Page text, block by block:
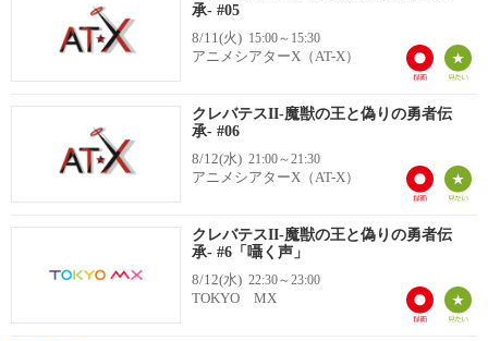
承- #05
8/11(火) 15:00～15:30
アニメシアターX（AT-X）
クレバテスII-魔獣の王と偽りの勇者伝
承- #06
8/12(水) 21:00～21:30
アニメシアターX（AT-X）
クレバテスII-魔獣の王と偽りの勇者伝
承- #6「囁く声」
8/12(水) 22:30～23:00
TOKYO MX